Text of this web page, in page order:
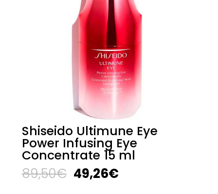
Shiseido Ultimune Eye
Power Infusing Eye
Concentrate 15 ml
89,50€ El
precio
49,26€El